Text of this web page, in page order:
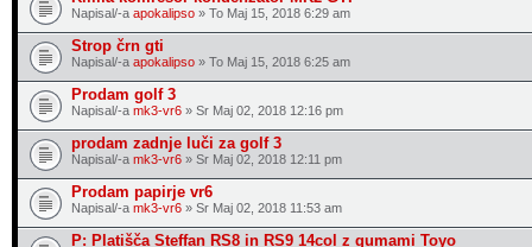
Napisal/-a apokalipso » To Maj 15, 2018 6:29 am
Strop črn gti
Napisal/-a apokalipso » To Maj 15, 2018 6:25 am
Prodam golf 3
Napisal/-a mk3-vr6 » Sr Maj 02, 2018 12:16 pm
prodam zadnje luči za golf 3
Napisal/-a mk3-vr6 » Sr Maj 02, 2018 12:11 pm
Prodam papirje vr6
Napisal/-a mk3-vr6 » Sr Maj 02, 2018 11:53 am
P: Platišča Steffan RS8 in RS9 14col z gumami Toyo